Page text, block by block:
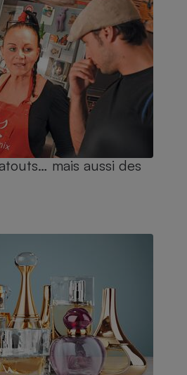
mais aussi des